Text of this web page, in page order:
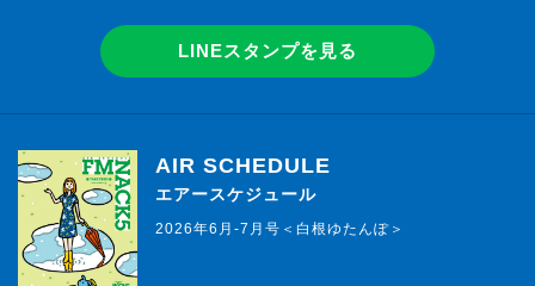
LINEスタンプを見る
AIR SCHEDULE
エアースケジュール
2026年6月-7月号＜白根ゆたんぽ＞